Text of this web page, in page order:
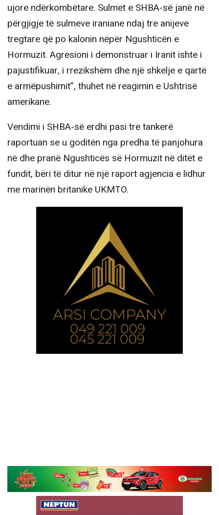
ujore ndërkombëtare. Sulmet e SHBA-së janë në
përgjigje të sulmeve iraniane ndaj tre anijeve
tregtare që po kalonin nëpër Ngushticën e
Hormuzit. Agresioni i demonstruar i Iranit ishte i
pajustifikuar, i rrezikshëm dhe një shkelje e qartë
e armëpushimit”, thuhet në reagimin e Ushtrisë
amerikane.
Vendimi i SHBA-së erdhi pasi tre tankerë
raportuan se u goditën nga predha të panjohura
në dhe pranë Ngushticës së Hormuzit në ditët e
fundit, bëri të ditur në një raport agjencia e lidhur
me marinën britanike UKMTO.